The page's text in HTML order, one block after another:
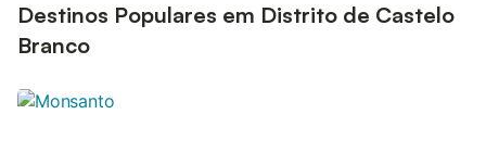
Destinos Populares em Distrito de Castelo
Branco